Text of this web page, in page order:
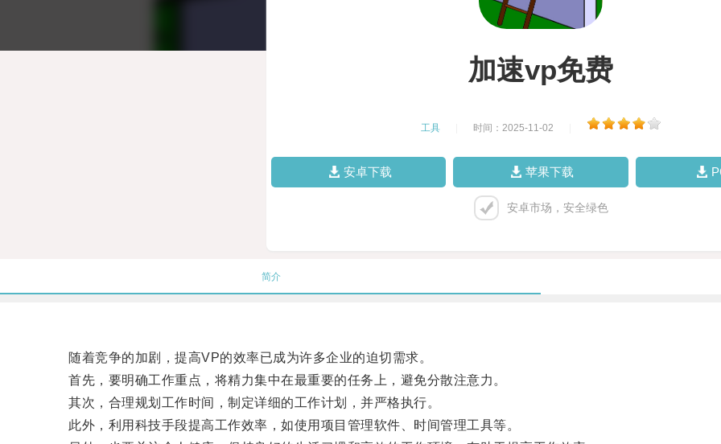
加速vp免费
工具 时间：2025-11-02
安卓下载 苹果下载
安卓市场，安全绿色
简介
随着竞争的加剧，提高VP的效率已成为许多企业的迫切需求。
首先，要明确工作重点，将精力集中在最重要的任务上，避免分散注意力。
其次，合理规划工作时间，制定详细的工作计划，并严格执行。
此外，利用科技手段提高工作效率，如使用项目管理软件、时间管理工具等。